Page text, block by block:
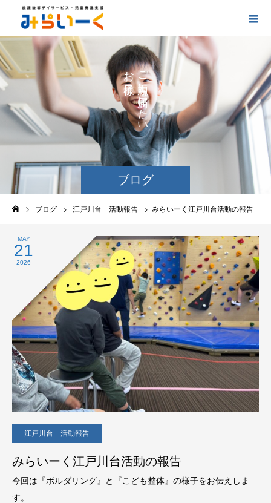
ブログ
ご
に
け
た
い
お
の
の
ブログ 江戸川台 活動報告 みらいーく江戸川台活動の報告
MAY
21
2026
江戸川台 活動報告
みらいーく江戸川台活動の報告
今回は『ボルダリング』と『こども整体』の様子をお伝えしま
す。